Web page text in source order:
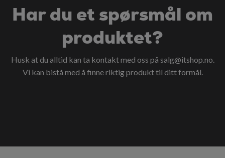
Har du et spørsmål om
produktet?
Husk at du alltid kan ta kontakt med oss på salg@itshop.no.
Vi kan bistå med å finne riktig produkt til ditt formål.